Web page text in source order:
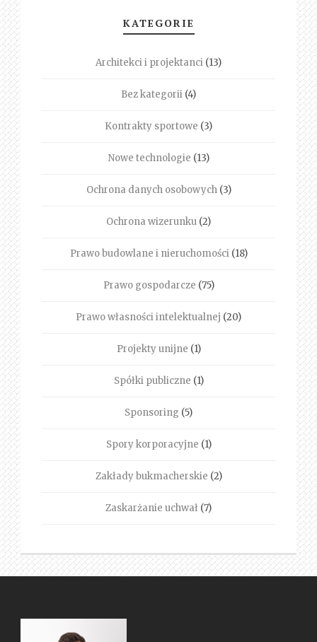
KATEGORIE
Architekci i projektanci (13)
Bez kategorii (4)
Kontrakty sportowe (3)
Nowe technologie (13)
Ochrona danych osobowych(3)
Ochrona wizerunku (2)
Prawo budowlane i nieruchomości(18)
Prawo gospodarcze (75)
Prawo własności intelektualnej (20)
Projekty unijne (1)
Spółki publiczne (1)
Sponsoring (5)
Spory korporacyjne (1)
Zakłady bukmacherskie (2)
Zaskarżanie uchwał (7)